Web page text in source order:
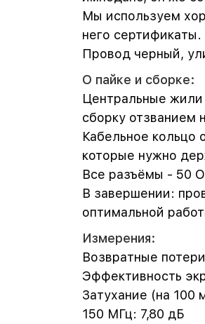
Мы используем
него сертификаты.
Провод черный,
О пайке и сборке:
Центральные
сборку отзванием
Кабельное
которые нужно
Все разъёмы - 50
В завершении:
оптимальной
Измерения:
Возвратные
Эффективность
Затухание (на 100
150 МГц: 7,80 дБ